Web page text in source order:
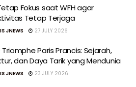
Fokus saat WFH agar
Tetap Terjaga
JNEWS 27 JULY 2026
Paris Prancis: Sejarah,
dan Daya Tarik yang Mendunia
JNEWS 23 JULY 2026